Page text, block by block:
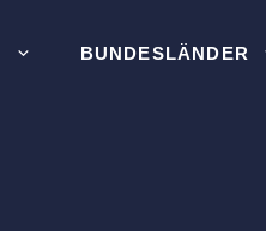
BUNDESLÄNDER